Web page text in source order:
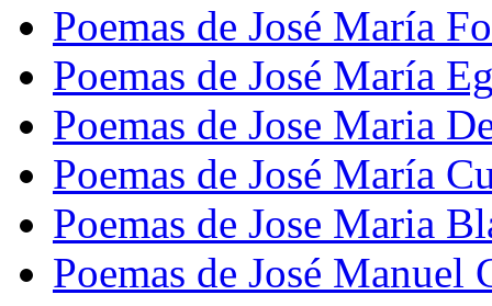
Poemas de José María
Poemas de José María
Poemas de Jose Maria
Poemas de José María
Poemas de Jose Maria
Poemas de José Manuel